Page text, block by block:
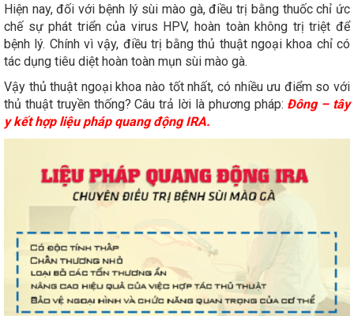
Hiện nay, đối với bệnh lý sùi mào gà, điều trị bằng thuốc chỉ ức
chế sự phát triển của virus HPV, hoàn toàn không trị triệt để
bệnh lý. Chính vì vậy, điều trị bằng thủ thuật ngoại khoa chỉ có
tác dụng tiêu diệt hoàn toàn mụn sùi mào gà.
Vậy thủ thuật ngoại khoa nào tốt nhất, có nhiều ưu điểm so với
thủ thuật truyền thống? Câu trả lời là phương pháp: Đông – tây
y kết hợp liệu pháp quang động IRA.